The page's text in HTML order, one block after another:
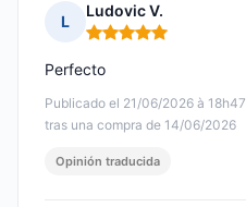
L
Ludovic V.
Nota: 5 de 5
Publicado el 21/06/2026 à 18h47
tras una compra de 14/06/2026
Perfecto
Opinión traducida